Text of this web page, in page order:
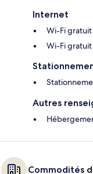
Internet
Wi-Fi gratuit
Wi-Fi gratuit
Autres
Commodités